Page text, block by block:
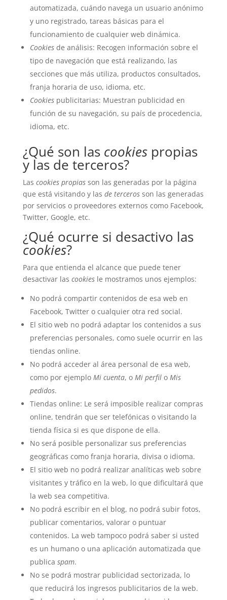
automatizada, cuándo navega un usuario anónimo
y uno registrado, tareas básicas para el
funcionamiento de cualquier web dinámica.
Cookiesde análisis: Recogen información sobre el
tipo de navegación que está realizando, las
secciones que más utiliza, productos consultados,
franja horaria de uso, idioma, etc.
Cookiespublicitarias: Muestran publicidad en
función de su navegación, su país de procedencia,
idioma, etc.
¿Qué son las cookiespropias
y las de terceros?
Las cookies propiasson las generadas por la página
que está visitando y las de tercerosson las generadas
por servicios o proveedores externos como Facebook,
Twitter, Google, etc.
¿Qué ocurre si desactivo las
cookies?
Para que entienda el alcance que puede tener
desactivar las cookiesle mostramos unos ejemplos:
No podrá compartir contenidos de esa web en
Facebook, Twitter o cualquier otra red social.
El sitio web no podrá adaptar los contenidos a sus
preferencias personales, como suele ocurrir en las
tiendas online.
No podrá acceder al área personal de esa web,
como por ejemplo Mi cuenta, o Mi perfilo Mis
pedidos.
Tiendas online: Le será imposible realizar compras
online, tendrán que ser telefónicas o visitando la
tienda física si es que dispone de ella.
No será posible personalizar sus preferencias
geográficas como franja horaria, divisa o idioma.
El sitio web no podrá realizar analíticas web sobre
visitantes y tráfico en la web, lo que dificultará que
la web sea competitiva.
No podrá escribir en el blog, no podrá subir fotos,
publicar comentarios, valorar o puntuar
contenidos. La web tampoco podrá saber si usted
es un humano o una aplicación automatizada que
publica spam.
No se podrá mostrar publicidad sectorizada, lo
que reducirá los ingresos publicitarios de la web.